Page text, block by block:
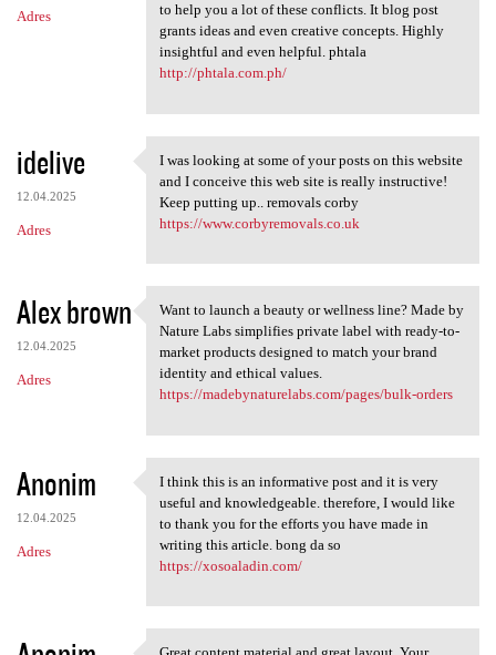
Adres
to help you a lot of these conflicts. It blog post
grants ideas and even creative concepts. Highly
insightful and even helpful. phtala
http://phtala.com.ph/
idelive
12.04.2025
Adres
I was looking at some of your
I was looking at some of your posts on this website
and I conceive this web site is really instructive!
Keep putting up.. removals corby
https://www.corbyremovals.co.uk
Alex brown
12.04.2025
Adres
Want to launch a beauty or
Want to launch a beauty or wellness line? Made by
Nature Labs simplifies private label with ready-to-
market products designed to match your brand
identity and ethical values.
https://madebynaturelabs.com/pages/bulk-orders
Anonim
12.04.2025
Adres
I think this is an
I think this is an informative post and it is very
useful and knowledgeable. therefore, I would like
to thank you for the efforts you have made in
writing this article. bong da so
https://xosoaladin.com/